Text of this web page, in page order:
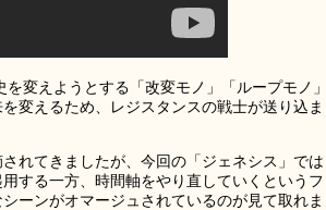
変えようとする「改変モノ」「ループモノ」
変えるため、レジスタンスの戦士が送り込ま
れてきましたが、今回の「ジェネシス」では
する一方、時間軸をやり直していくというフ
ーンがオマージュされているのが見て取れま